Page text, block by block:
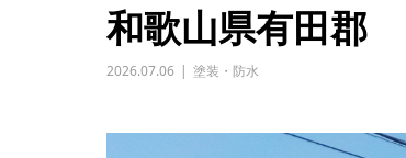
和歌山県有田郡
2026.07.06 塗装・防水